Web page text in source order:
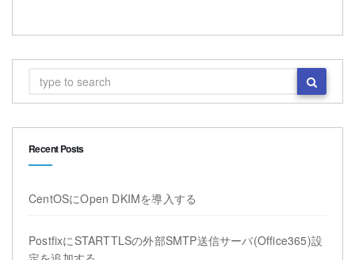
Recent Posts
CentOSにOpen DKIMを導入する
PostfixにSTARTTLSの外部SMTP送信サーバ(Office365)設